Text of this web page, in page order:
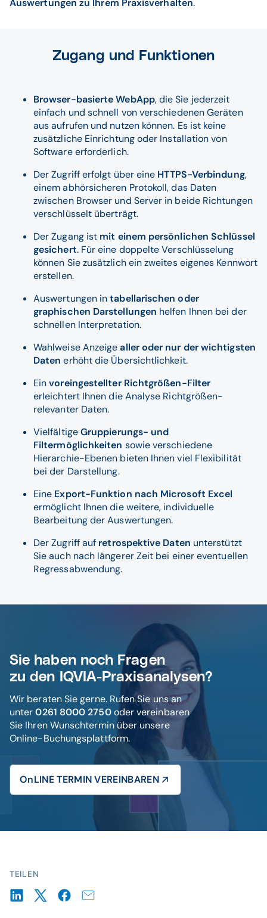
TEILEN
Auswertungen zu Ihrem Praxisverhalten.
Zugang und Funktionen
Browser-basierte WebApp, die Sie jederzeit
einfach und schnell von verschiedenen Geräten
aus aufrufen und nutzen können. Es ist keine
zusätzliche Einrichtung oder Installation von
Software erforderlich.
Der Zugriff erfolgt über eine HTTPS-Verbindung,
einem abhörsicheren Protokoll, das Daten
zwischen Browser und Server in beide Richtungen
verschlüsselt überträgt.
Der Zugang ist mit einem persönlichen Schlüssel
gesichert. Für eine doppelte Verschlüsselung
können Sie zusätzlich ein zweites eigenes Kennwort
erstellen.
Auswertungen intabellarischen oder
graphischen Darstellungen helfen Ihnen bei der
schnellen Interpretation.
Wahlweise Anzeigealler oder nur der wichtigsten
Daten erhöht die Übersichtlichkeit.
Einvoreingestellter Richtgrößen-Filter
erleichtert Ihnen die Analyse Richtgrößen-
relevanter Daten.
VielfältigeGruppierungs- und
Filtermöglichkeiten sowie verschiedene
Hierarchie-Ebenen bieten Ihnen viel Flexibilität
bei der Darstellung.
Eine Export-Funktion nach Microsoft Excel
ermöglicht Ihnen die weitere, individuelle
Bearbeitung der Auswertungen.
Der Zugriff auf retrospektive Daten unterstützt
Sie auch nach längerer Zeit bei einer eventuellen
Regressabwendung.
Sie haben noch Fragen
zu den IQVIA-Praxisanalysen?
Wir beraten Sie gerne. Rufen Sie uns an
unter0261 8000 2750oder vereinbaren
Sie Ihren Wunschtermin über unsere
Online-Buchungsplattform.
OnLINE TERMIN VEREINBAREN